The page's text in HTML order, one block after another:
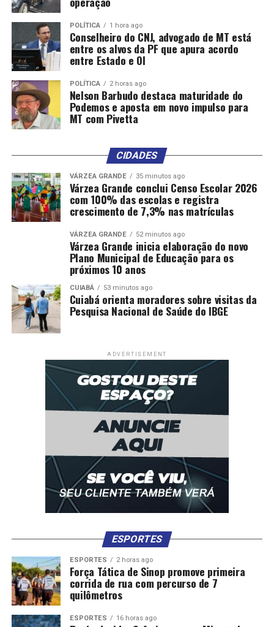
POLÍTICA 1 hora ago
Conselheiro do CNJ, advogado de MT está
entre os alvos da PF que apura acordo
entre Estado e OI
POLÍTICA 2 horas ago
Nelson Barbudo destaca maturidade do
Podemos e aposta em novo impulso para
MT com Pivetta
CIDADES
VÁRZEA GRANDE 35 minutos ago
Várzea Grande conclui Censo Escolar 2026
com 100% das escolas e registra
crescimento de 7,3% nas matrículas
VÁRZEA GRANDE 52 minutos ago
Várzea Grande inicia elaboração do novo
Plano Municipal de Educação para os
próximos 10 anos
CUIABÁ 53 minutos ago
Cuiabá orienta moradores sobre visitas da
Pesquisa Nacional de Saúde do IBGE
ADVERTISEMENT
ESPORTES
ESPORTES 2 horas ago
Força Tática de Sinop promove primeira
corrida de rua com percurso de 7
quilômetros
ESPORTES 16 horas ago